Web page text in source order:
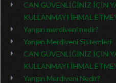
CAN GÜVENLİĞİNİZ İÇİN
KULLANMAYI İHMAL
Yangın merdiveni nedir?
Yangın Merdiveni Sistemleri
CAN GÜVENLİĞİNİZ İÇİN
KULLANMAYI İHMAL
Yangın Merdiveni Nedir?